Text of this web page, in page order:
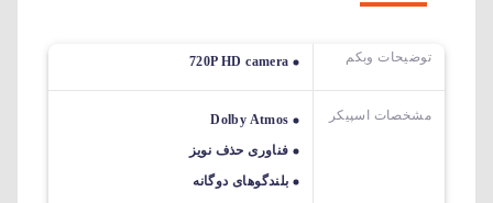
توضیحات وبکم 720P HD camera
مشخصات اسپیکر
Dolby Atmos
فناوری حذف نویز
بلندگوهای دوگانه